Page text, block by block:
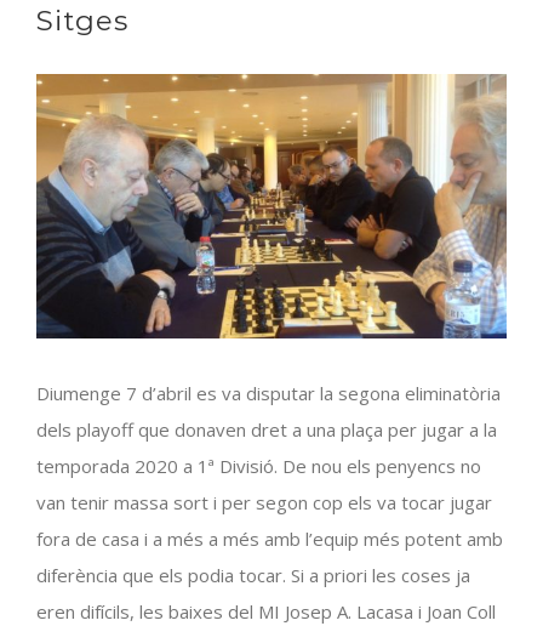
Sitges
View
Larger
Image
Diumenge 7 d’abril es va disputar la segona eliminatòria
dels playoffque donaven dret a una plaça per jugar a la
temporada 2020 a 1ª Divisió. De nou els penyencs no
van tenir massa sort i per segon cop els va tocar jugar
fora de casa i a més a més amb l’equip més potent amb
diferència que els podia tocar. Si a priori les coses ja
eren difícils, les baixes del MI Josep A. Lacasa i Joan Coll